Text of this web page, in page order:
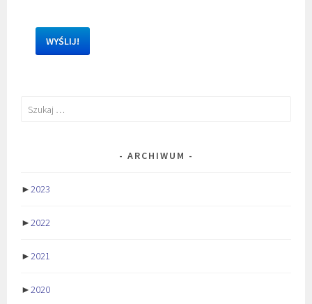
Szukaj:
ARCHIWUM
►2023
►2022
►2021
►2020